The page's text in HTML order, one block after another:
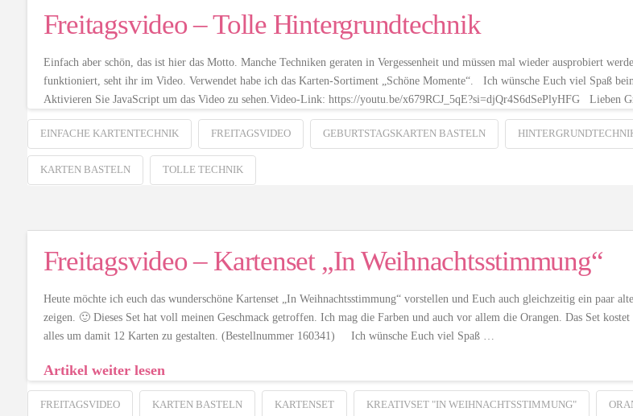
Freitagsvideo – Tolle Hintergrundtechnik
Einfach aber schön, das ist hier das Motto. Manche Techniken geraten in Vergessenheit und müssen mal wieder ausprobiert
funktioniert, seht ihr im Video. Verwendet habe ich das Karten-Sortiment „Schöne Momente“. Ich wünsche Euch viel Spaß
Aktivieren Sie JavaScript um das Video zu sehen.Video-Link: https://youtu.be/x679RCJ_5qE?si=djQr4S6dSePlyHFG Lieben
EINFACHE KARTENTECHNIK FREITAGSVIDEO GEBURTSTAGSKARTEN BASTELN
KARTEN BASTELN TOLLE TECHNIK
Freitagsvideo – Kartenset „In Weihnachtsstimmung“
Heute möchte ich euch das wunderschöne Kartenset „In Weihnachtsstimmung“ vorstellen und Euch auch gleichzeitig ein paar
zeigen. 🙂 Dieses Set hat voll meinen Geschmack getroffen. Ich mag die Farben und auch vor allem die Orangen. Das Set
alles um damit 12 Karten zu gestalten. (Bestellnummer 160341) Ich wünsche Euch viel Spaß …
Artikel weiter lesen
FREITAGSVIDEO KARTEN BASTELN KARTENSET KREATIVSET "IN WEIHNACHTSSTIMMUNG"